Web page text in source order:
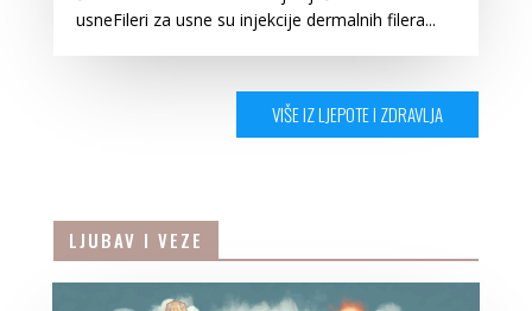
usneFileri za usne su injekcije dermalnih filera...
VIŠE IZ LJEPOTE I ZDRAVLJA
LJUBAV I VEZE